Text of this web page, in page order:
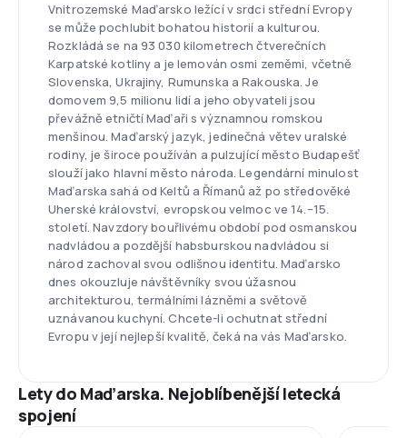
Vnitrozemské Maďarsko ležící v srdci střední Evropy
se může pochlubit bohatou historií a kulturou.
Rozkládá se na 93 030 kilometrech čtverečních
Karpatské kotliny a je lemován osmi zeměmi, včetně
Slovenska, Ukrajiny, Rumunska a Rakouska. Je
domovem 9,5 milionu lidí a jeho obyvateli jsou
převážně etničtí Maďaři s významnou romskou
menšinou. Maďarský jazyk, jedinečná větev uralské
rodiny, je široce používán a pulzující město Budapešť
slouží jako hlavní město národa. Legendární minulost
Maďarska sahá od Keltů a Římanů až po středověké
Uherské království, evropskou velmoc ve 14.–15.
století. Navzdory bouřlivému období pod osmanskou
nadvládou a pozdější habsburskou nadvládou si
národ zachoval svou odlišnou identitu. Maďarsko
dnes okouzluje návštěvníky svou úžasnou
architekturou, termálními lázněmi a světově
uznávanou kuchyní. Chcete-li ochutnat střední
Evropu v její nejlepší kvalitě, čeká na vás Maďarsko.
Lety do Maďarska. Nejoblíbenější letecká
spojení